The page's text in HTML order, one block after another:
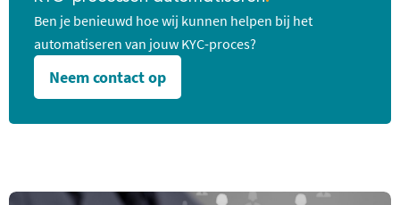
Ben je benieuwd hoe wij kunnen helpen bij het
automatiseren van jouw KYC-proces?
Neem contact op